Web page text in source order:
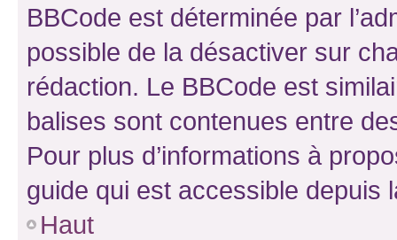
BBCode est déterminée par
possible de la désactiver sur
rédaction. Le BBCode est
balises sont contenues entre
Pour plus d’informations à
guide qui est accessible depuis
Haut